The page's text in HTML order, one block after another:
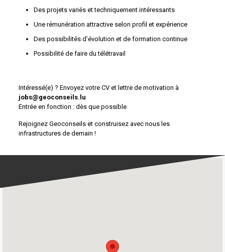
Des projets variés et techniquement intéressants
Une rémunération attractive selon profil et expérience
Des possibilités d’évolution et de formation continue
Possibilité de faire du télétravail
Intéressé(e) ? Envoyez votre CV et lettre de motivation à
jobs@geoconseils.lu
Entrée en fonction : dès que possible
Rejoignez Geoconseils et construisez avec nous les
infrastructures de demain !